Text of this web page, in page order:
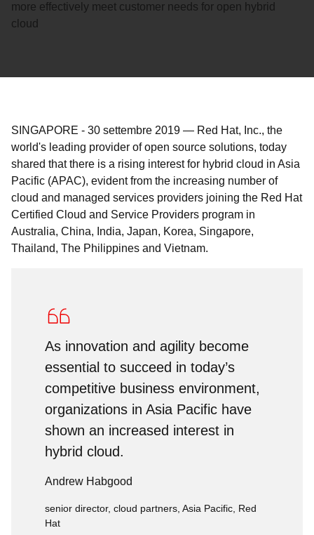
more effectively meet customer needs for open hybrid
cloud
SINGAPORE - 30 settembre 2019 — Red Hat, Inc., the
world's leading provider of open source solutions, today
shared that there is a rising interest for hybrid cloud in Asia
Pacific (APAC), evident from the increasing number of
cloud and managed services providers joining the Red Hat
Certified Cloud and Service Providers program in
Australia, China, India, Japan, Korea, Singapore,
Thailand, The Philippines and Vietnam.
As innovation and agility become
essential to succeed in today’s
competitive business environment,
organizations in Asia Pacific have
shown an increased interest in
hybrid cloud.
Andrew Habgood
senior director, cloud partners, Asia Pacific, Red
Hat